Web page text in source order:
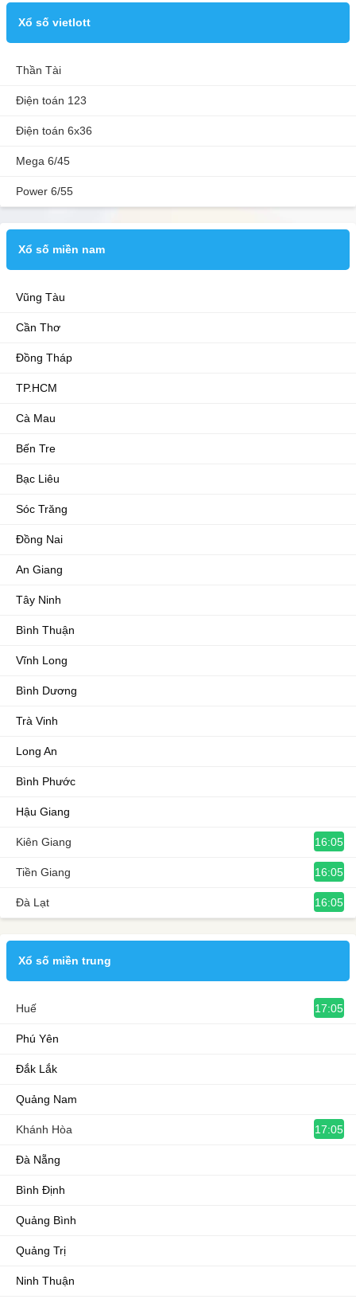
Xổ số vietlott
Thần Tài
Điện toán 123
Điện toán 6x36
Mega 6/45
Power 6/55
Xổ số miền nam
Vũng Tàu
Cần Thơ
Đồng Tháp
TP.HCM
Cà Mau
Bến Tre
Bạc Liêu
Sóc Trăng
Đồng Nai
An Giang
Tây Ninh
Bình Thuận
Vĩnh Long
Bình Dương
Trà Vinh
Long An
Bình Phước
Hậu Giang
Kiên Giang 16:05
Tiền Giang 16:05
Đà Lạt 16:05
Xổ số miền trung
Huế 17:05
Phú Yên
Đắk Lắk
Quảng Nam
Khánh Hòa 17:05
Đà Nẵng
Bình Định
Quảng Bình
Quảng Trị
Ninh Thuận